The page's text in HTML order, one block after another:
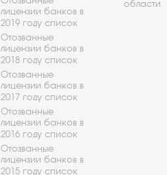
лицензии банков в
2019 году список
Отозванные
лицензии банков в
2018 году список
Отозванные
лицензии банков в
2017 году список
Отозванные
лицензии банков в
2016 году список
Отозванные
лицензии банков в
2015 году список
области